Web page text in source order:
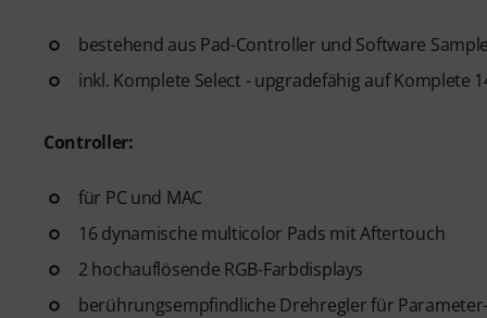
bestehend aus Pad-Controller und Software
inkl. Komplete Select - upgradefähig auf Komplete
Controller:
für PC und MAC
16 dynamische multicolor Pads mit Aftertouch
2 hochauflösende RGB-Farbdisplays
berührungsempfindliche Drehregler für